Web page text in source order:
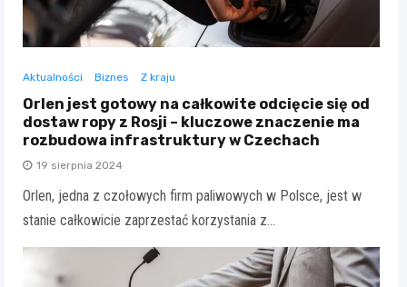
Aktualności Biznes Z kraju
Orlen jest gotowy na całkowite odcięcie się od
dostaw ropy z Rosji – kluczowe znaczenie ma
rozbudowa infrastruktury w Czechach
19 sierpnia 2024
Orlen, jedna z czołowych firm paliwowych w Polsce, jest w
stanie całkowicie zaprzestać korzystania z…